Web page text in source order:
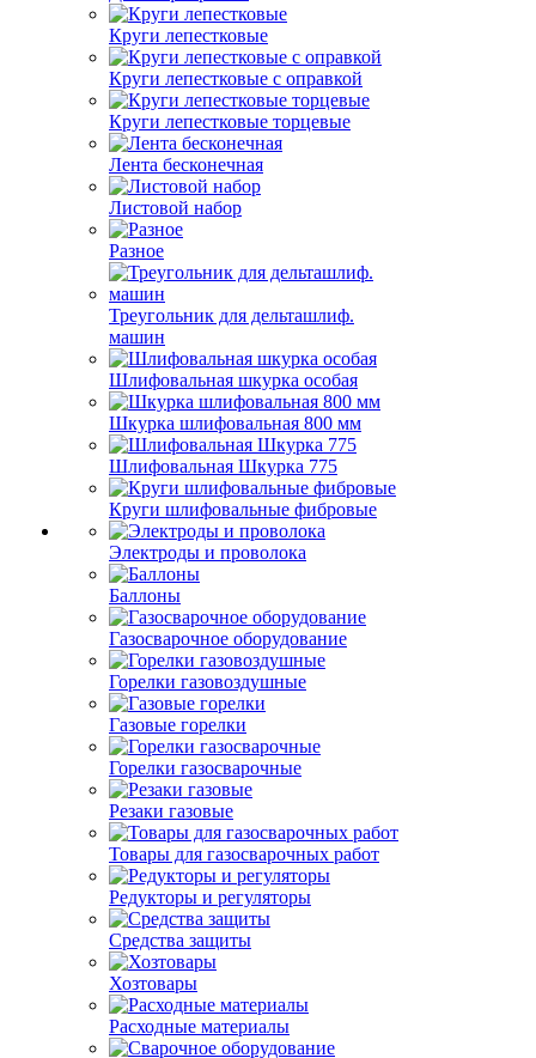
Круги лепестковые
Круги лепестковые с оправкой
Круги лепестковые торцевые
Лента бесконечная
Листовой набор
Разное
Треугольник для дельташлиф.
машин
Шлифовальная шкурка особая
Шкурка шлифовальная 800 мм
Шлифовальная Шкурка 775
Круги шлифовальные фибровые
Электроды и проволока
Баллоны
Газосварочное оборудование
Горелки газовоздушные
Газовые горелки
Горелки газосварочные
Резаки газовые
Товары для газосварочных работ
Редукторы и регуляторы
Средства защиты
Хозтовары
Расходные материалы